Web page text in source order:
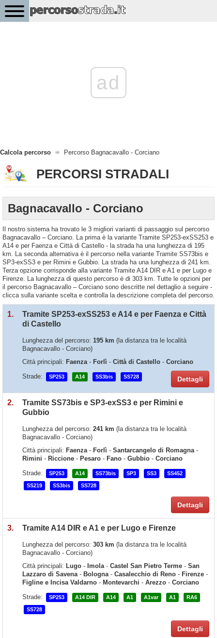
ad
Calcola percorso Percorso Bagnacavallo - Corciano
PERCORSI STRADALI
Bagnacavallo - Corciano
Il nostro sistema ha trovato le 3 migliori varianti di passaggio sul percorso
Bagnacavallo – Corciano. La prima è la variante Tramite SP253-exSS253 e
A14 e per Faenza e Città di Castello - la strada ha una lunghezza di 195
km. La seconda alternativa è il percorso nella variante Tramite SS73bis e
SP3-exSS3 e per Rimini e Gubbio. La strada ha una lunghezza di 241 km.
Terza opzione corrisponde alla variante Tramite A14 DIR e A1 e per Lugo e
Firenze. La lunghezza di questo percorso è di 303 km. Tutte le opzioni per
il percorso Bagnacavallo – Corciano sono descritte nel dettaglio a seguire -
clicca sulla variante scelta e controlla la descrizione completa del percorso.
1.
Tramite SP253-exSS253 e A14 e per Faenza e Città
di Castello
Lunghezza del percorso: 195 km (la distanza tra le località
Bagnacavallo - Corciano)
Città principali: Faenza- Forlì - Città di Castello - Corciano
Strade:
SP253 A14 SS3bis SS728 Dettagli
2.
Tramite SS73bis e SP3-exSS3 e per Rimini e
Gubbio
Lunghezza del percorso: 241 km (la distanza tra le località
Bagnacavallo - Corciano)
Città principali: Faenza- Forlì - Santarcangelo di Romagna-
Rimini - Riccione - Pesaro - Fano - Gubbio - Corciano
Strade:
SP253 A14 SS73bis SP3 SS3 SS452
SS219 SS3bis SS728
Dettagli
3. Tramite A14 DIR e A1 e per Lugo e Firenze
Lunghezza del percorso: 303 km (la distanza tra le località
Bagnacavallo - Corciano)
Città principali: Lugo - Imola- Castel San Pietro Terme - San
Lazzaro di Savena- Bologna- Casalecchio di Reno - Firenze -
Figline e Incisa Valdarno - Montevarchi - Arezzo - Corciano
Strade:
SP253 A14 DIR A14 A1 A1var A1 RA6
SS728
Dettagli